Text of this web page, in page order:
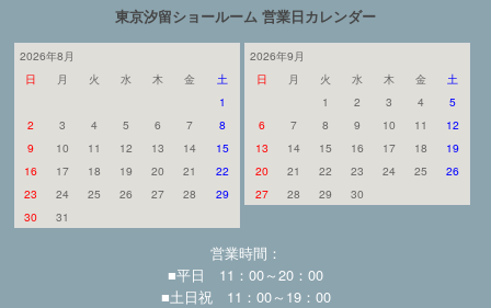
東京汐留ショールーム 営業日カレンダー
2026年8月
日
月 火 水 木 金
土
1
2
3 4 5 6 7
8
9
10 11 12 13 14
15
16
17 18 19 20 21
22
23
24 25 26 27 28
29
30
31
2026年9月
日
月 火 水 木 金
土
1
2 3 4
5
6
7 8 9 10 11
12
13
14 15 16 17 18
19
20
21 22 23 24 25
26
27
28 29 30
営業時間：
■平日 11：00～20：00
■土日祝 11：00～19：00